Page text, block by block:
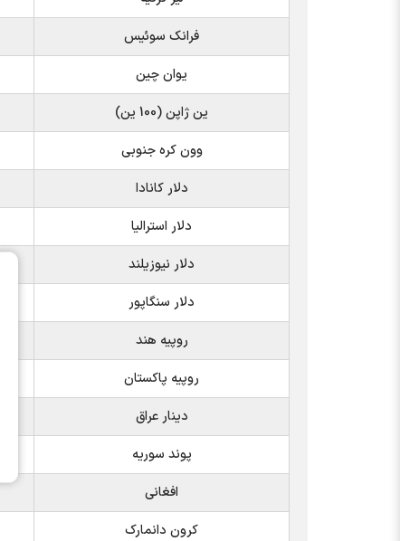
فرانک سوئیس
یوان چین
ین ژاپن (100 ین)
وون کره جنوبی
دلار کانادا
دلار استرالیا
دلار نیوزیلند
دلار سنگاپور
روپیه هند
روپیه پاکستان
دینار عراق
پوند سوریه
افغانی
کرون دانمارک